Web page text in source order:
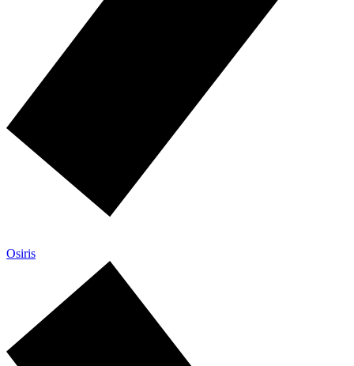
Osiris